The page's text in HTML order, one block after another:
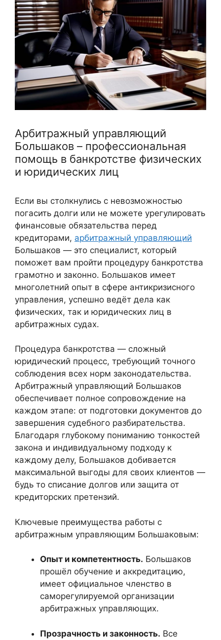
Арбитражный управляющий
Большаков – профессиональная
помощь в банкротстве физических
и юридических лиц
Если вы столкнулись с невозможностью
погасить долги или не можете урегулировать
финансовые обязательства перед
кредиторами, арбитражный управляющий
Большаков — это специалист, который
поможет вам пройти процедуру банкротства
грамотно и законно. Большаков имеет
многолетний опыт в сфере антикризисного
управления, успешно ведёт дела как
физических, так и юридических лиц в
арбитражных судах.
Процедура банкротства — сложный
юридический процесс, требующий точного
соблюдения всех норм законодательства.
Арбитражный управляющий Большаков
обеспечивает полное сопровождение на
каждом этапе: от подготовки документов до
завершения судебного разбирательства.
Благодаря глубокому пониманию тонкостей
закона и индивидуальному подходу к
каждому делу, Большаков добивается
максимальной выгоды для своих клиентов —
будь то списание долгов или защита от
кредиторских претензий.
Ключевые преимущества работы с
арбитражным управляющим Большаковым:
Опыт и компетентность. Большаков
прошёл обучение и аккредитацию,
имеет официальное членство в
саморегулируемой организации
арбитражных управляющих.
Прозрачность и законность. Все